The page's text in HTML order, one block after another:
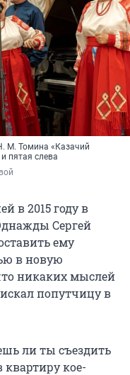
М. Томина «Казачий
пятая слева
в 2015 году в
Сергей
ему
в новую
никаких мыслей
попутчицу в
ли ты съездить
кое-